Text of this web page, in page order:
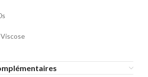
54
Viscose